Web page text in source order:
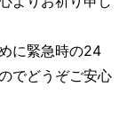
に緊急時の24
でどうぞご安心